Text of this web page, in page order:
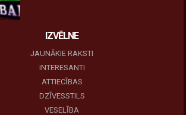
IZVĒLNE
JAUNĀKIE RAKSTI
INTERESANTI
ATTIECĪBAS
DZĪVESSTILS
VESELĪBA